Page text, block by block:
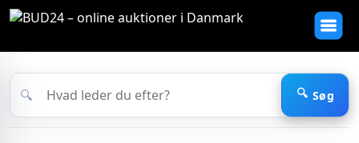
🔍 Søg